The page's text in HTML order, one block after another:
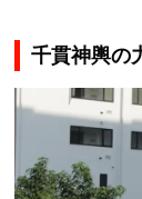
千貫神輿の